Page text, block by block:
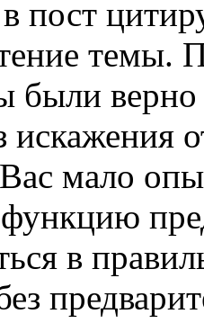
пост
темы.
были
мало
в